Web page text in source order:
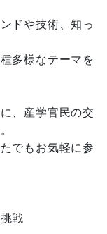
ドや技術、知っ
多様なテーマを
、産学官民の交
でもお気軽に参
戦